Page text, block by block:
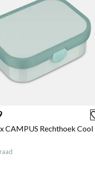
CAMPUS Rechthoek Cool